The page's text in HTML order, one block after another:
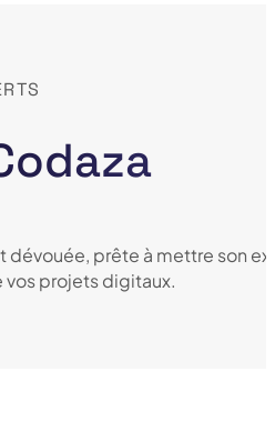
dévouée, prête à mettre son
vos projets digitaux.